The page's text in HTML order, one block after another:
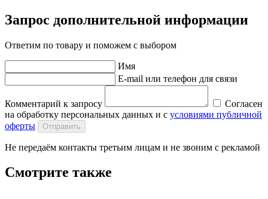
Запрос дополнительной информации
Ответим по товару и поможем с выбором
Имя
E-mail или телефон для связи
Комментарий к запросу
Согласен
на обработку персональных данных и с условиями публичной
оферты
Отправить
Не передаём контакты третьим лицам и не звоним с рекламой
Смотрите также